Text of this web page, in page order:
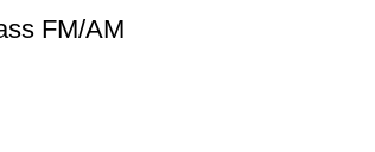
FM/AM